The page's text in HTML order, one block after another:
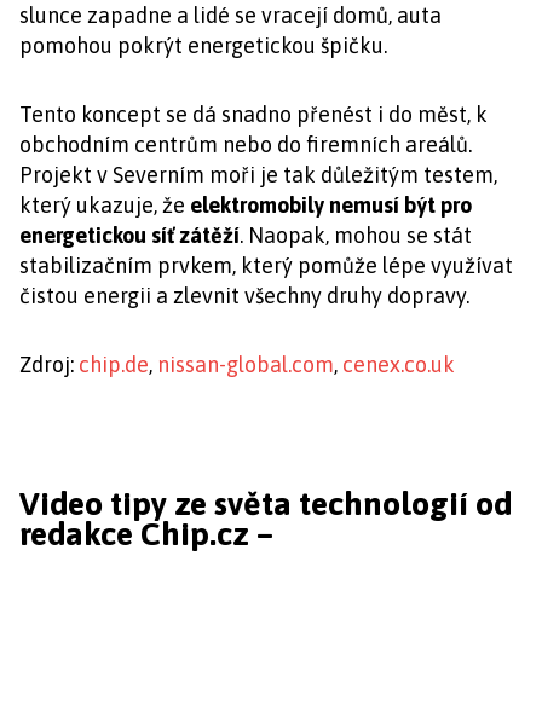
slunce zapadne a lidé se vracejí domů, auta
pomohou pokrýt energetickou špičku.
Tento koncept se dá snadno přenést i do měst, k
obchodním centrům nebo do firemních areálů.
Projekt v Severním moři je tak důležitým testem,
který ukazuje, že elektromobily nemusí být pro
energetickou síť zátěží. Naopak, mohou se stát
stabilizačním prvkem, který pomůže lépe využívat
čistou energii a zlevnit všechny druhy dopravy.
Zdroj: chip.de, nissan-global.com, cenex.co.uk
Video tipy ze světa technologií od
redakce Chip.cz –